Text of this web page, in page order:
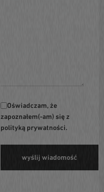
Oświadczam, że
zapoznałem(-am) się z
polityką prywatności.